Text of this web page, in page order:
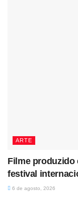
ARTE
Filme produzido
festival
6 de agosto, 2026